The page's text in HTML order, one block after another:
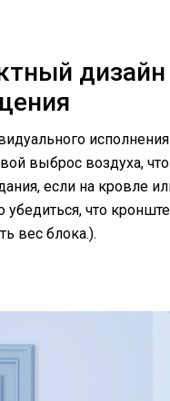
дизайн
выброс воздуха, что
если на кровле
убедиться, что
вес блока.).